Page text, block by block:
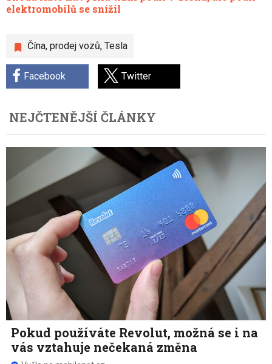
Čína, prodej vozů, Tesla
Facebook Twitter
elektromobilů se snížil
NEJČTENĚJŠÍ ČLÁNKY
Pokud používáte Revolut, možná se i na
vás vztahuje nečekaná změna